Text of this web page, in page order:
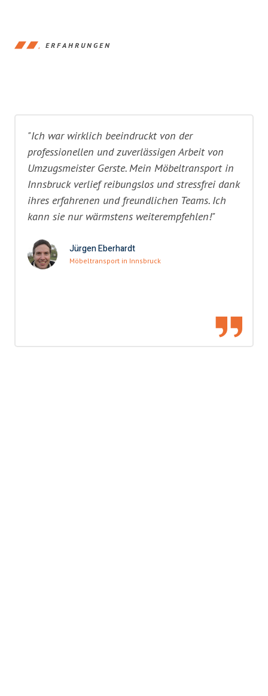
ERFAHRUNGEN
"Ich war wirklich beeindruckt von der
professionellen und zuverlässigen Arbeit von
Umzugsmeister Gerste. Mein Möbeltransport in
Innsbruck verlief reibungslos und stressfrei dank
ihres erfahrenen und freundlichen Teams. Ich
kann sie nur wärmstens weiterempfehlen!"
Jürgen Eberhardt
Möbeltransport in Innsbruck